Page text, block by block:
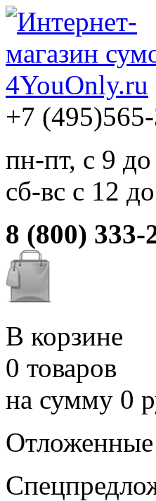
+7 (495)
пн-пт, с 9
сб-вс с 12
8 (800) 333-
В корзине
0 товаров
на сумму 0